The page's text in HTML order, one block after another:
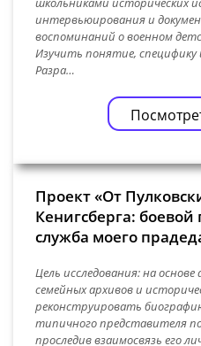
интервьюирования и
воспоминаний о военном
Изучить понятие,
Разра…
Проект «От
Кенигсберга: боевой
служба моего
Цель исследования: на
семейных архивов и
реконструировать
типичного представителя
проследив взаимосвязь его